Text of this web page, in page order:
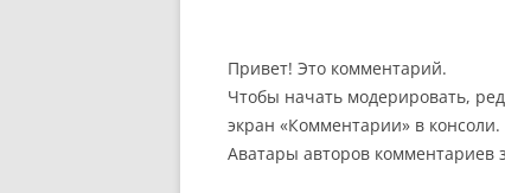
Привет! Это комментарий.
Чтобы начать модерировать,
экран «Комментарии» в консоли.
Аватары авторов комментариев